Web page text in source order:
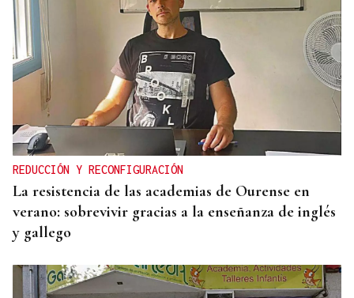
MERCADO DE INTERÉS
La D.O. Monterrei luce 45 vinos en Santander
REDUCCIÓN Y RECONFIGURACIÓN
La resistencia de las academias de Ourense en
verano: sobrevivir gracias a la enseñanza de inglés
y gallego